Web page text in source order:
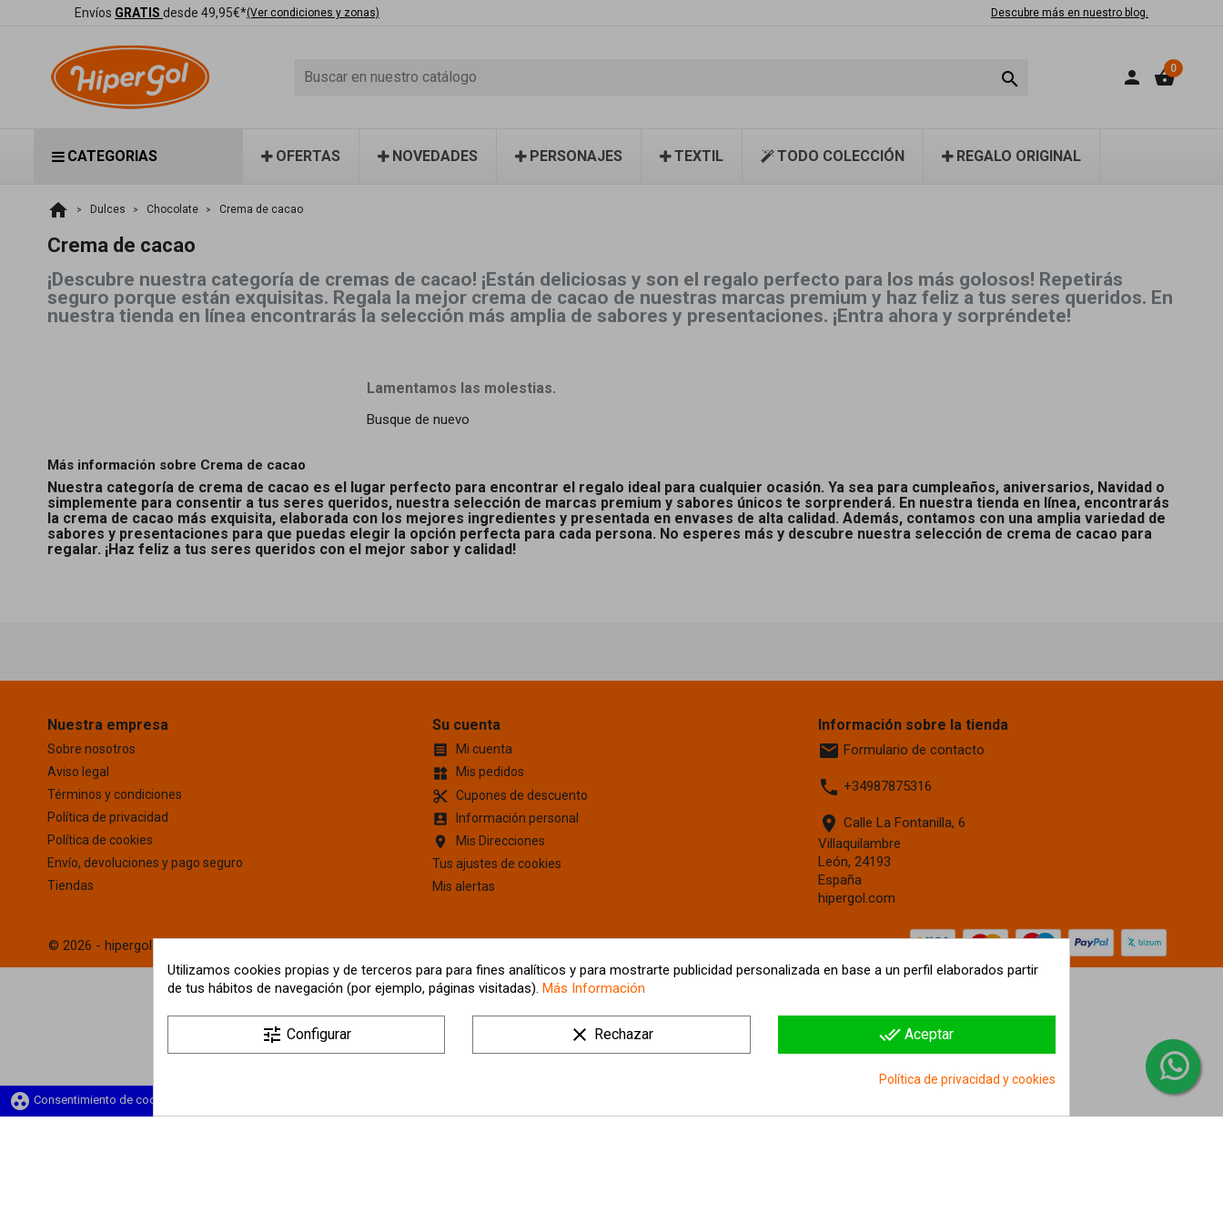
Envíos GRATIS desde 49,95€*(Ver condiciones y zonas) Descubre más en nuestro blog.
 person shopping_basket0
CATEGORIAS OFERTAS NOVEDADES PERSONAJES TEXTIL TODO COLECCIÓN REGALO ORIGINAL
home Dulces Chocolate Crema de cacao
Crema de cacao
¡Descubre nuestra categoría de cremas de cacao! ¡Están deliciosas y son el regalo perfecto para los más golosos! Repetirás
seguro porque están exquisitas. Regala la mejor crema de cacao de nuestras marcas premium y haz feliz a tus seres queridos. En
nuestra tienda en línea encontrarás la selección más amplia de sabores y presentaciones. ¡Entra ahora y sorpréndete!
Lamentamos las molestias.
Busque de nuevo
Más información sobre Crema de cacao
Nuestra categoría de crema de cacao es el lugar perfecto para encontrar el regalo ideal para cualquier ocasión. Ya sea para cumpleaños, aniversarios, Navidad o
simplemente para consentir a tus seres queridos, nuestra selección de marcas premium y sabores únicos te sorprenderá. En nuestra tienda en línea, encontrarás
la crema de cacao más exquisita, elaborada con los mejores ingredientes y presentada en envases de alta calidad. Además, contamos con una amplia variedad de
sabores y presentaciones para que puedas elegir la opción perfecta para cada persona. No esperes más y descubre nuestra selección de crema de cacao para
regalar. ¡Haz feliz a tus seres queridos con el mejor sabor y calidad!
Nuestra empresa
Sobre nosotros
Aviso legal
Términos y condiciones
Política de privacidad
Política de cookies
Envío, devoluciones y pago seguro
Tiendas
Su cuenta
 Mi cuenta
widgets Mis pedidos
content_cut Cupones de descuento
account_box Información personal
location_on
Mis Direcciones
Tus ajustes de cookies
Mis alertas
Información sobre la tienda
email Formulario de contacto
phone +34987875316
location_on Calle La Fontanilla, 6
Villaquilambre
León, 24193
España
hipergol.com
© 2026 - hipergol.com - Todos los derechos reservados
Utilizamos cookies propias y de terceros para para fines analíticos y para mostrarte publicidad personalizada en base a un perfil elaborados partir
de tus hábitos de navegación (por ejemplo, páginas visitadas). Más Información
tune Configurar clear Rechazar done_all Aceptar
Política de privacidad y cookies
group_work Consentimiento de cookies